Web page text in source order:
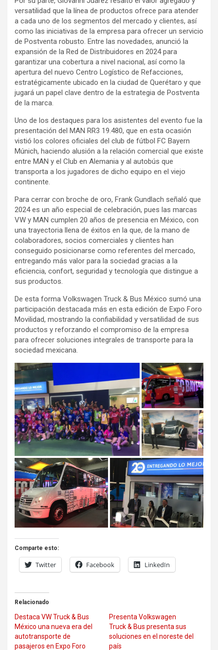
versatilidad que la línea de productos ofrece para atender
a cada uno de los segmentos del mercado y clientes, así
como las iniciativas de la empresa para ofrecer un servicio
de Postventa robusto. Entre las novedades, anunció la
expansión de la Red de Distribuidores en 2024 para
garantizar una cobertura a nivel nacional, así como la
apertura del nuevo Centro Logístico de Refacciones,
estratégicamente ubicado en la ciudad de Querétaro y que
jugará un papel clave dentro de la estrategia de Postventa
de la marca.
Uno de los destaques para los asistentes del evento fue la
presentación del MAN RR3 19.480, que en esta ocasión
vistió los colores oficiales del club de fútbol FC Bayern
Múnich, haciendo alusión a la relación comercial que existe
entre MAN y el Club en Alemania y al autobús que
transporta a los jugadores de dicho equipo en el viejo
continente.
Para cerrar con broche de oro, Frank Gundlach señaló que
2024 es un año especial de celebración, pues las marcas
VW y MAN cumplen 20 años de presencia en México, con
una trayectoria llena de éxitos en la que, de la mano de
colaboradores, socios comerciales y clientes han
conseguido posicionarse como referentes del mercado,
entregando más valor para la sociedad gracias a la
eficiencia, confort, seguridad y tecnología que distingue a
sus productos.
De esta forma Volkswagen Truck & Bus México sumó una
participación destacada más en esta edición de Expo Foro
Movilidad, mostrando la confiabilidad y versatilidad de sus
productos y reforzando el compromiso de la empresa
para ofrecer soluciones integrales de transporte para la
sociedad mexicana.
Comparte esto:
Twitter Facebook LinkedIn
Relacionado
Destaca VW Truck & Bus
México una nueva era del
autotransporte de
pasajeros en Expo Foro
Presenta Volkswagen
Truck & Bus presenta sus
soluciones en el noreste del
país